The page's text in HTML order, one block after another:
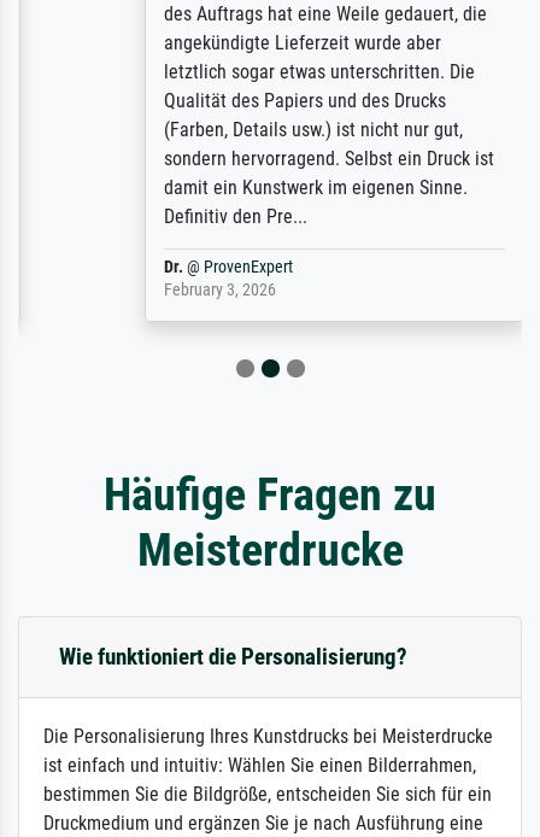
des Auftrags hat eine Weile gedauert, die
angekündigte Lieferzeit wurde aber
letztlich sogar etwas unterschritten. Die
Qualität des Papiers und des Drucks
(Farben, Details usw.) ist nicht nur gut,
sondern hervorragend. Selbst ein Druck ist
damit ein Kunstwerk im eigenen Sinne.
Definitiv den Pre...
ProvenExpert
February 3, 2026
Häufige Fragen zu
Meisterdrucke
Wie funktioniert die Personalisierung?
Die Personalisierung Ihres Kunstdrucks bei Meisterdrucke
ist einfach und intuitiv: Wählen Sie einen Bilderrahmen,
bestimmen Sie die Bildgröße, entscheiden Sie sich für ein
Druckmedium und ergänzen Sie je nach Ausführung eine